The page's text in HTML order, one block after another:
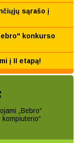
sąrašo į
konkurso
į II etapą!
„Bebro“